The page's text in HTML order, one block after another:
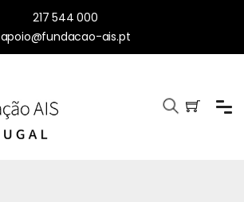
217 544 000
apoio@fundacao-ais.pt